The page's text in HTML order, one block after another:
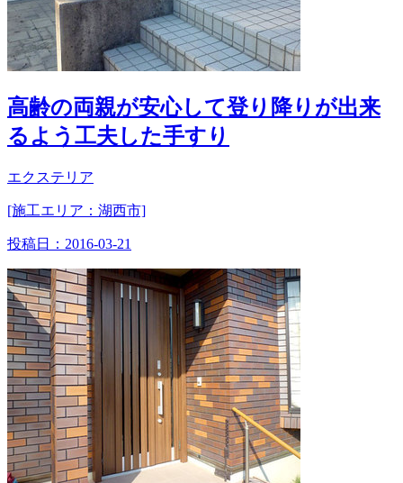
高齢の両親が安心して登り降りが出来
るよう工夫した手すり
エクステリア
[施工エリア：湖西市]
投稿日： 2016-03-21